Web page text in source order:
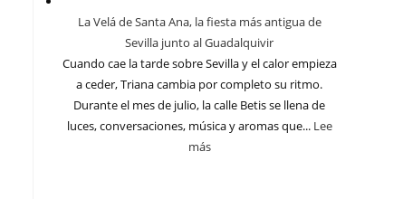
La Velá de Santa Ana, la fiesta más antigua de
Sevilla junto al Guadalquivir
Cuando cae la tarde sobre Sevilla y el calor empieza
a ceder, Triana cambia por completo su ritmo.
Durante el mes de julio, la calle Betis se llena de
luces, conversaciones, música y aromas que... Lee
más